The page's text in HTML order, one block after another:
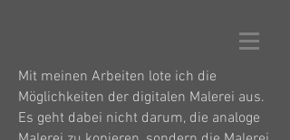
Mit meinen Arbeiten lote ich die
Möglichkeiten der digitalen Malerei aus.
Es geht dabei nicht darum, die analoge